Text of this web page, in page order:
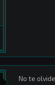
No te